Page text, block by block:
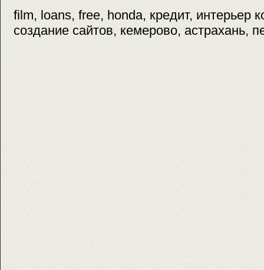
film, loans, free, honda, кредит, интерьер
создание сайтов, кемерово, астрахань,